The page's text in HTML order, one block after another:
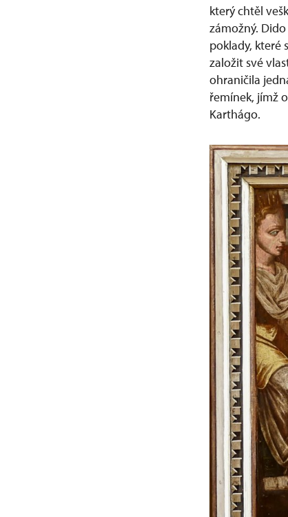
který chtěl
zámožný.
poklady, které
založit své
ohraničila
řemínek, jímž
Karthágo.